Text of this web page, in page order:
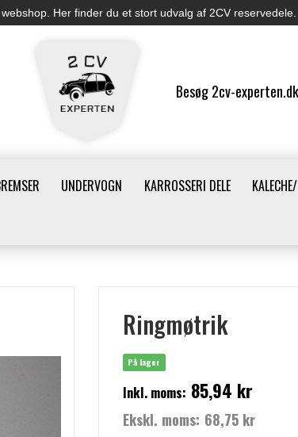
Her finder du et stort udvalg af 2CV reservedele.
Besøg 2cv-
UNDERVOGN KARROSSERI DELE
Ringmøtrik
På lager
Inkl. moms: 85,94 kr
Ekskl. moms: 68,75 kr